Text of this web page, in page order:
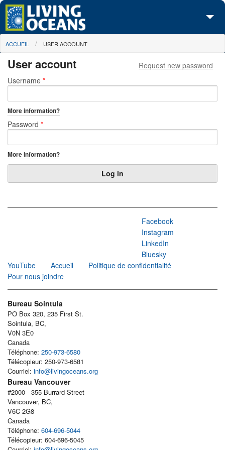
Skip to main content
À propos de nous
Nos campagnes
Les Cartes
You are here
ACCUEIL USER ACCOUNT
User account
Primary tabs
Request new password
Username *
More information?
Password *
More information?
Facebook
Instagram
LinkedIn
Bluesky
YouTube
Accueil
Politique de confidentialité
Pour nous joindre
Bureau Sointula
PO Box 320, 235 First St.
Sointula, BC,
V0N 3E0
Canada
Téléphone: 250-973-6580
Télécopieur: 250-973-6581
Courriel: info@livingoceans.org
Bureau Vancouver
#2000 - 355 Burrard Street
Vancouver, BC,
V6C 2G8
Canada
Téléphone: 604-696-5044
Télécopieur: 604-696-5045